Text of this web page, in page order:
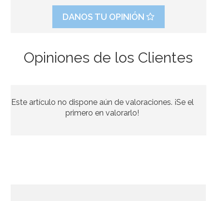
DANOS TU OPINIÓN
Opiniones de los Clientes
Este artículo no dispone aún de valoraciones. ¡Se el
primero en valorarlo!